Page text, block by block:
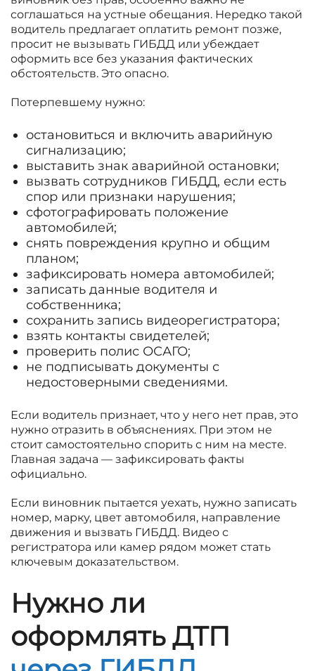
соглашаться на устные обещания. Нередко такой
водитель предлагает оплатить ремонт позже,
просит не вызывать ГИБДД или убеждает
оформить все без указания фактических
обстоятельств. Это опасно.
Потерпевшему нужно:
остановиться и включить аварийную
сигнализацию;
выставить знак аварийной остановки;
вызвать сотрудников ГИБДД, если есть
спор или признаки нарушения;
сфотографировать положение
автомобилей;
снять повреждения крупно и общим
планом;
зафиксировать номера автомобилей;
записать данные водителя и
собственника;
сохранить запись видеорегистратора;
взять контакты свидетелей;
проверить полис ОСАГО;
не подписывать документы с
недостоверными сведениями.
Если водитель признает, что у него нет прав, это
нужно отразить в объяснениях. При этом не
стоит самостоятельно спорить с ним на месте.
Главная задача — зафиксировать факты
официально.
Если виновник пытается уехать, нужно записать
номер, марку, цвет автомобиля, направление
движения и вызвать ГИБДД. Видео с
регистратора или камер рядом может стать
ключевым доказательством.
Нужно ли
оформлять ДТП